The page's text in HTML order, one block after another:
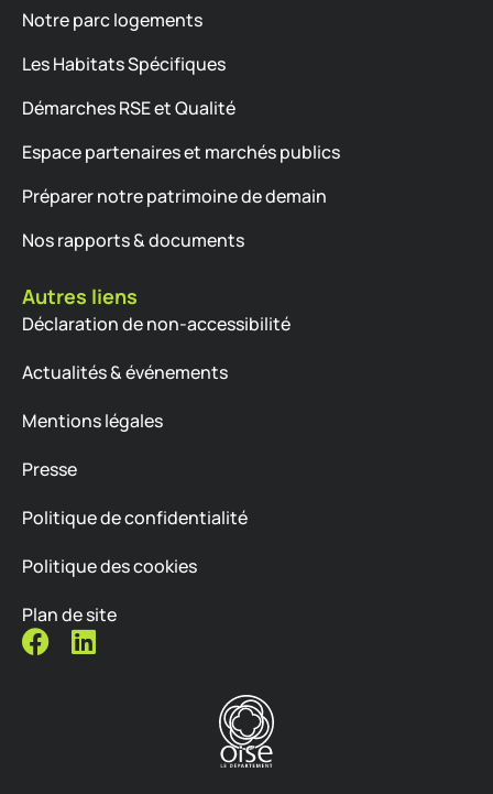
Notre parc logements
Les Habitats Spécifiques
Démarches RSE et Qualité
Espace partenaires et marchés publics
Préparer notre patrimoine de demain
Nos rapports & documents
Autres liens
Déclaration de non-accessibilité
Actualités & événements
Mentions légales
Presse
Politique de confidentialité
Politique des cookies
Plan de site